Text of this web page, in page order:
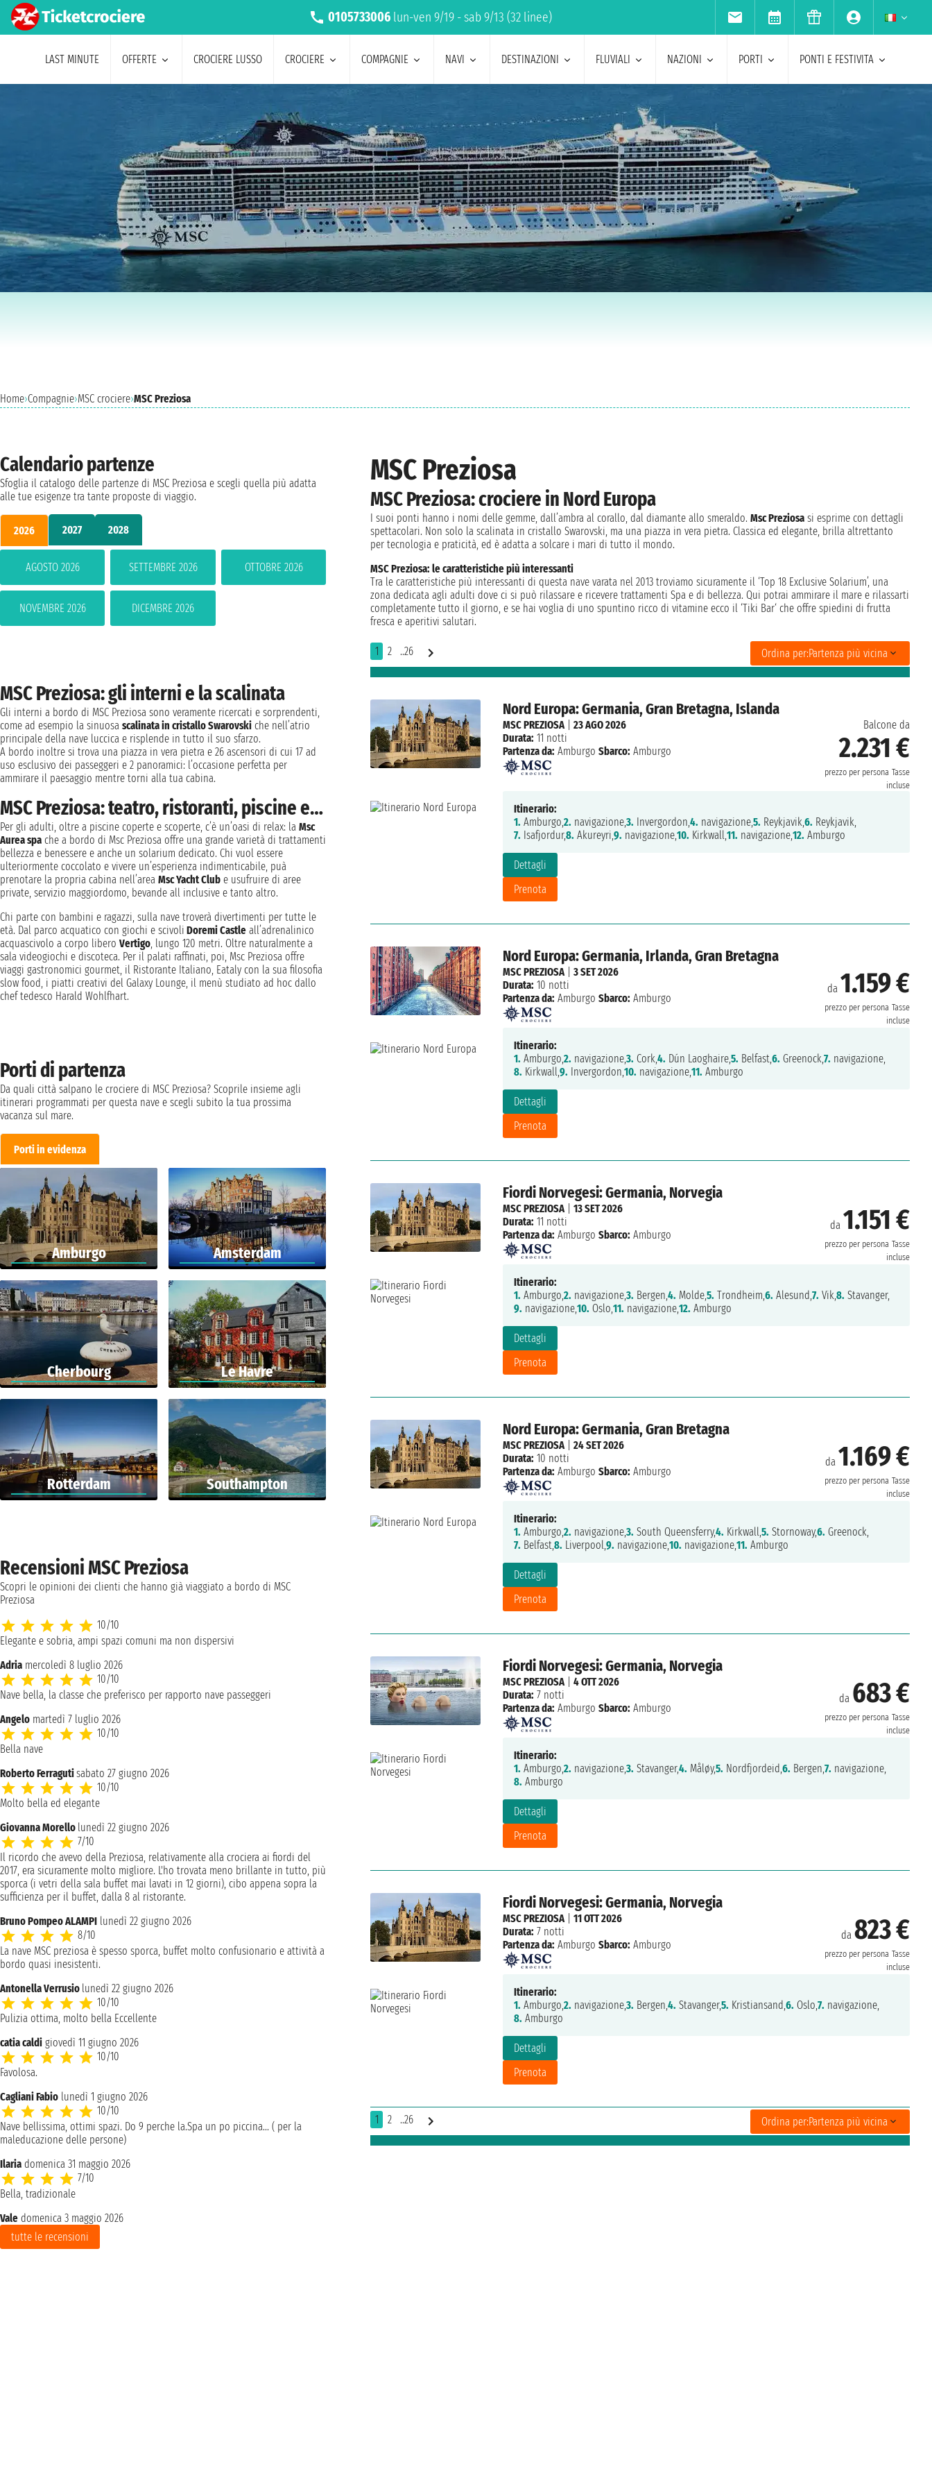
0105733006 lun-ven 9/19 - sab 9/13 (32 linee)
LAST MINUTE OFFERTE CROCIERE LUSSO CROCIERE COMPAGNIE NAVI DESTINAZIONI FLUVIALI NAZIONI PORTI PONTI E FESTIVITA
Home›Compagnie›MSC crociere›MSC Preziosa
MSC Preziosa
MSC Preziosa: crociere in Nord Europa
I suoi ponti hanno i nomi delle gemme, dall’ambra al corallo, dal diamante allo smeraldo.Msc Preziosa si esprime con dettagli
spettacolari. Non solo la scalinata in cristallo Swarovski, ma una piazza in vera pietra. Classica ed elegante, brilla altrettanto
per tecnologia e praticità, ed è adatta a solcare i mari di tutto il mondo.
MSC Preziosa: le caratteristiche più interessanti
Tra le caratteristiche più interessanti di questa nave varata nel 2013 troviamo sicuramente il ‘Top 18 Exclusive Solarium’, una
zona dedicata agli adulti dove ci si può rilassare e ricevere trattamenti Spa e di bellezza. Qui potrai ammirare il mare e rilassarti
completamente tutto il giorno, e se hai voglia di uno spuntino ricco di vitamine ecco il ‘Tiki Bar‘ che offre spiedini di frutta
fresca e aperitivi salutari.
1 2 ..26 Ordina per:Partenza più vicina
Nord Europa: Germania, Gran Bretagna, Islanda
Balcone da
2.231 €
prezzo per persona Tasse
incluse
Dettagli
Prenota
MSC PREZIOSA| 23 AGO 2026
Durata: 11 notti
Partenza da: Amburgo Sbarco: Amburgo
Itinerario:
1. Amburgo,2. navigazione,3. Invergordon,4. navigazione,5. Reykjavik,6. Reykjavik,
7. Isafjordur,8. Akureyri,9. navigazione,10. Kirkwall,11. navigazione,12. Amburgo
Nord Europa: Germania, Irlanda, Gran Bretagna
da 1.159 €
prezzo per persona Tasse
incluse
Dettagli
Prenota
MSC PREZIOSA| 3 SET 2026
Durata: 10 notti
Partenza da: Amburgo Sbarco: Amburgo
Itinerario:
1. Amburgo,2. navigazione,3. Cork,4. Dún Laoghaire,5. Belfast,6. Greenock,7. navigazione,
8. Kirkwall,9. Invergordon,10. navigazione,11. Amburgo
Fiordi Norvegesi: Germania, Norvegia
da 1.151 €
prezzo per persona Tasse
incluse
Dettagli
Prenota
MSC PREZIOSA| 13 SET 2026
Durata: 11 notti
Partenza da: Amburgo Sbarco: Amburgo
Itinerario:
1. Amburgo,2. navigazione,3. Bergen,4. Molde,5. Trondheim,6. Alesund,7. Vik,8. Stavanger,
9. navigazione,10. Oslo,11. navigazione,12. Amburgo
Nord Europa: Germania, Gran Bretagna
da 1.169 €
prezzo per persona Tasse
incluse
Dettagli
Prenota
MSC PREZIOSA| 24 SET 2026
Durata: 10 notti
Partenza da: Amburgo Sbarco: Amburgo
Itinerario:
1. Amburgo,2. navigazione,3. South Queensferry,4. Kirkwall,5. Stornoway,6. Greenock,
7. Belfast,8. Liverpool,9. navigazione,10. navigazione,11. Amburgo
Fiordi Norvegesi: Germania, Norvegia
da 683 €
prezzo per persona Tasse
incluse
Dettagli
Prenota
MSC PREZIOSA| 4 OTT 2026
Durata: 7 notti
Partenza da: Amburgo Sbarco: Amburgo
Itinerario:
1. Amburgo,2. navigazione,3. Stavanger,4. Måløy,5. Nordfjordeid,6. Bergen,7. navigazione,
8. Amburgo
Fiordi Norvegesi: Germania, Norvegia
da 823 €
prezzo per persona Tasse
incluse
Dettagli
Prenota
MSC PREZIOSA| 11 OTT 2026
Durata: 7 notti
Partenza da: Amburgo Sbarco: Amburgo
Itinerario:
1. Amburgo,2. navigazione,3. Bergen,4. Stavanger,5. Kristiansand,6. Oslo,7. navigazione,
8. Amburgo
1 2 ..26 Ordina per:Partenza più vicina
Calendario partenze
Sfoglia il catalogo delle partenze di MSC Preziosa e scegli quella più adatta
alle tue esigenze tra tante proposte di viaggio.
2026 2027 2028
AGOSTO 2026 SETTEMBRE 2026 OTTOBRE 2026
NOVEMBRE 2026 DICEMBRE 2026
Porti di partenza
Da quali città salpano le crociere di MSC Preziosa? Scoprile insieme agli
itinerari programmati per questa nave e scegli subito la tua prossima
vacanza sul mare.
Porti in evidenza
Amburgo Amsterdam
Cherbourg Le Havre
Rotterdam Southampton
MSC Preziosa: gli interni e la scalinata
Gli interni a bordo di MSC Preziosa sono veramente ricercati e sorprendenti,
come ad esempio la sinuosa scalinata in cristallo Swarovski che nell’atrio
principale della nave luccica e risplende in tutto il suo sfarzo.
A bordo inoltre si trova una piazza in vera pietra e 26 ascensori di cui 17 ad
uso esclusivo dei passeggeri e 2 panoramici: l’occasione perfetta per
ammirare il paesaggio mentre torni alla tua cabina.
MSC Preziosa: teatro, ristoranti, piscine e…
Per gli adulti, oltre a piscine coperte e scoperte, c’è un’oasi di relax: la Msc
Aurea spa che a bordo di Msc Preziosa offre una grande varietà di trattamenti
bellezza e benessere e anche un solarium dedicato. Chi vuol essere
ulteriormente coccolato e vivere un’esperienza indimenticabile, puà
prenotare la propria cabina nell’area Msc Yacht Club e usufruire di aree
private, servizio maggiordomo, bevande all inclusive e tanto altro.
Chi parte con bambini e ragazzi, sulla nave troverà divertimenti per tutte le
età. Dal parco acquatico con giochi e scivoli Doremi Castle all’adrenalinico
acquascivolo a corpo libero Vertigo , lungo 120 metri. Oltre naturalmente a
sala videogiochi e discoteca. Per il palati raffinati, poi, Msc Preziosa offre
viaggi gastronomici gourmet, il Ristorante Italiano, Eataly con la sua filosofia
slow food, i piatti creativi del Galaxy Lounge, il menù studiato ad hoc dallo
chef tedesco Harald Wohlfhart.
Recensioni MSC Preziosa
Scopri le opinioni dei clienti che hanno già viaggiato a bordo di MSC
Preziosa
10/10
Elegante e sobria, ampi spazi comuni ma non dispersivi
Adria mercoledì 8 luglio 2026
10/10
Nave bella, la classe che preferisco per rapporto nave passeggeri
Angelo martedì 7 luglio 2026
10/10
Bella nave
Roberto Ferragutisabato 27 giugno 2026
10/10
Molto bella ed elegante
Giovanna Morello lunedì 22 giugno 2026
7/10
Il ricordo che avevo della Preziosa, relativamente alla crociera ai fiordi del
2017, era sicuramente molto migliore. L'ho trovata meno brillante in tutto, più
sporca (i vetri della sala buffet mai lavati in 12 giorni), cibo appena sopra la
sufficienza per il buffet, dalla 8 al ristorante.
Bruno Pompeo ALAMPI lunedì 22 giugno 2026
8/10
La nave MSC preziosa è spesso sporca, buffet molto confusionario e attività a
bordo quasi inesistenti.
Antonella Verrusio lunedì 22 giugno 2026
10/10
Pulizia ottima, molto bella Eccellente
catia caldi giovedì 11 giugno 2026
10/10
Favolosa.
Cagliani Fabio lunedì 1 giugno 2026
10/10
Nave bellissima, ottimi spazi. Do 9 perche la.Spa un po piccina... ( per la
maleducazione delle persone)
Ilaria domenica 31 maggio 2026
7/10
Bella, tradizionale
Vale domenica 3 maggio 2026
tutte le recensioni